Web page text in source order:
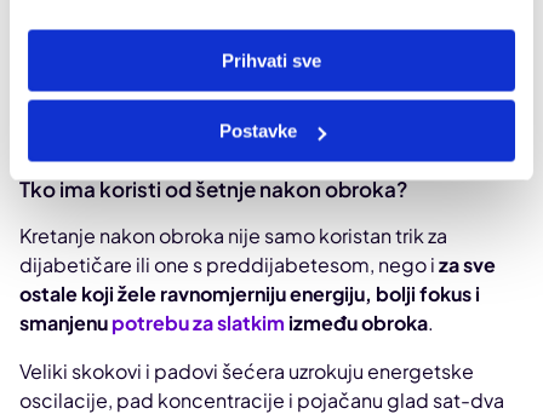
Prihvati sve
Postavke
po stanu, hodnikom na random mjestu ili oko bloka
zgrade – broje se koraci, ne lokacije.
Tko ima koristi od šetnje nakon obroka?
Kretanje nakon obroka nije samo koristan trik za
dijabetičare ili one s preddijabetesom, nego iza sve
ostale koji žele ravnomjerniju energiju, bolji fokus i
smanjenupotrebu za slatkim između obroka.
Veliki skokovi i padovi šećera uzrokuju energetske
oscilacije, pad koncentracije i pojačanu glad sat-dva